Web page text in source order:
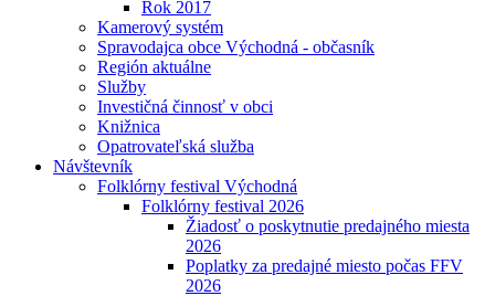
Rok 2017
Kamerový systém
Spravodajca obce Východná - občasník
Región aktuálne
Služby
Investičná činnosť v obci
Knižnica
Opatrovateľská služba
Návštevník
Folklórny festival Východná
Folklórny festival 2026
Žiadosť o poskytnutie predajného miesta
2026
Poplatky za predajné miesto počas FFV
2026